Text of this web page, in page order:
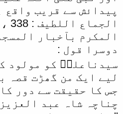
پیدائش سے قریب واقع
المکرم بآخبار المسجد
دوسرا قول :
سیدناعلیؓ کو مولود
لیے ایک من گھڑت قصہ
جس کا حقیقت سے دور
چناچہ شاہ عبد